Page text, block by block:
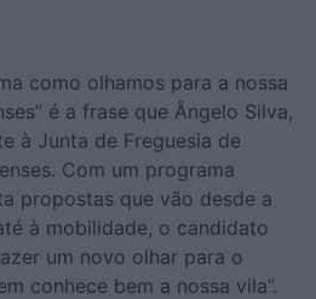
como olhamos para a nossa
é a frase que Ângelo Silva,
à Junta de Freguesia de
Com um programa
propostas que vão desde a
à mobilidade, o candidato
um novo olhar para o
conhece bem a nossa vila”.